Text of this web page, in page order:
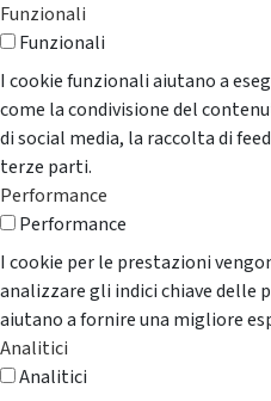
Funzionali
Funzionali
I cookie funzionali aiutano a
come la condivisione del
di social media, la raccolta di
terze parti.
Performance
Performance
I cookie per le prestazioni
analizzare gli indici chiave delle
aiutano a fornire una migliore
Analitici
Analitici